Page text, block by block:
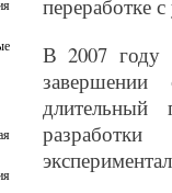
переработке
В 2007 году